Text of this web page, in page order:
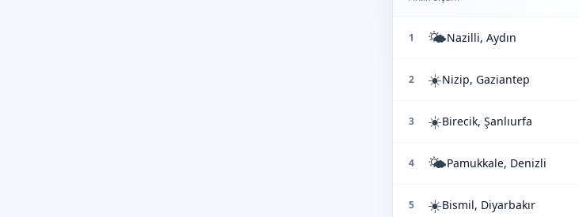
1 🌤️Nazilli, Aydın
2 ☀️Nizip, Gaziantep
3 ☀️Birecik, Şanlıurfa
4 🌤️Pamukkale, Denizli
5 ☀️Bismil, Diyarbakır